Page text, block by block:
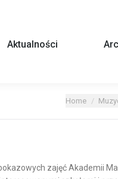
Aktualności
Home
zajęć Akademii